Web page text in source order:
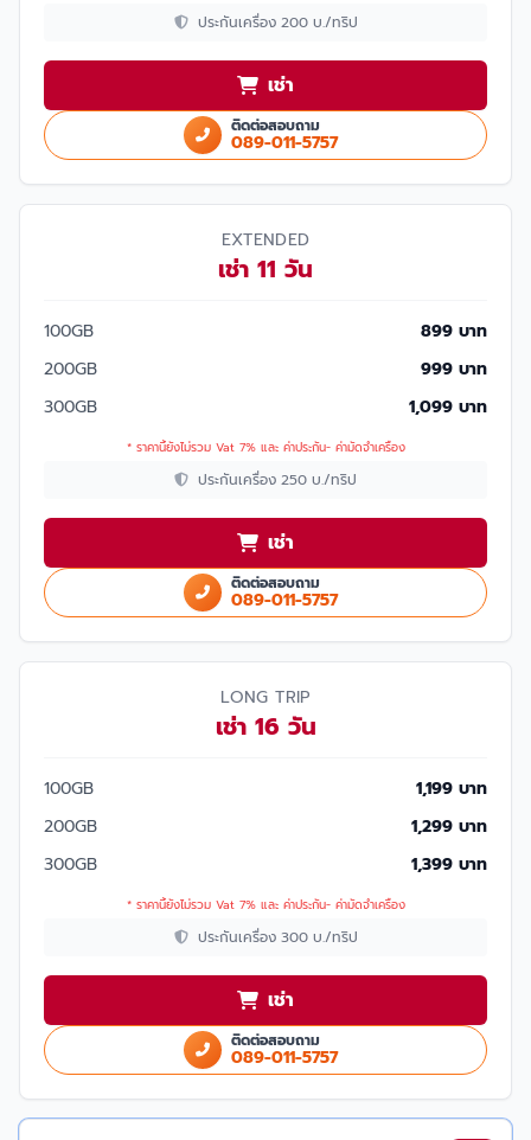
ประกันเครื่อง 200 บ./ทริป
เช่า
ติดต่อสอบถาม
089-011-5757
EXTENDED
เช่า 11 วัน
100GB
899 บาท
200GB
999 บาท
300GB
1,099 บาท
* ราคานี้ยังไม่รวม Vat 7% และ ค่าประกัน- ค่ามัดจำเครื่อง
ประกันเครื่อง 250 บ./ทริป
เช่า
ติดต่อสอบถาม
089-011-5757
LONG TRIP
เช่า 16 วัน
100GB
1,199 บาท
200GB
1,299 บาท
300GB
1,399 บาท
* ราคานี้ยังไม่รวม Vat 7% และ ค่าประกัน- ค่ามัดจำเครื่อง
ประกันเครื่อง 300 บ./ทริป
เช่า
ติดต่อสอบถาม
089-011-5757